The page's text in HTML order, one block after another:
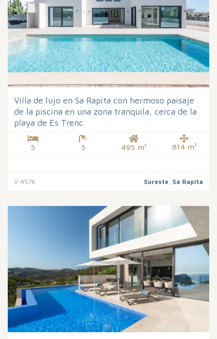
Villa de lujo en Sa Rapita con hermoso paisaje
de la piscina en una zona tranquila, cerca de la
playa de Es Trenc
5 5 495 m² 814 m²
V-4576 Sureste Sa Rapita